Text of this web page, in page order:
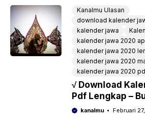
Kanalmu Ulasan
download kalender
kalender jawa
kalender jawa 2020
kalender jawa 2020
kalender jawa 2020
kalender jawa 2020
√ Download
Pdf Lengkap –
februari, Maret,
kanalmu Februari